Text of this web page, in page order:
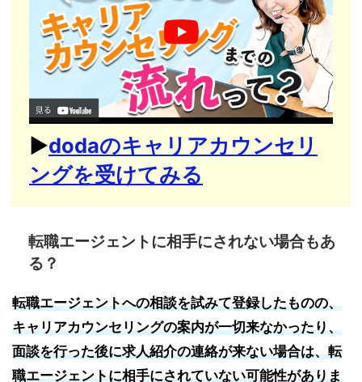
▶︎dodaのキャリアカウンセリ
ングを受けてみる
転職エージェントに相手にされない場合もあ
る？
転職エージェントへの相談を試みて登録したものの、
キャリアカウンセリングの案内が一切来なかったり、
面談を行った後に求人紹介の連絡が来ない場合は、転
職エージェントに相手にされていない可能性がありま